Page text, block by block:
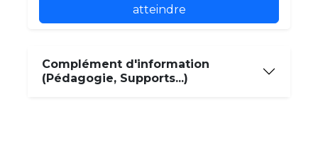
atteindre
Complément d'information
(Pédagogie, Supports...)